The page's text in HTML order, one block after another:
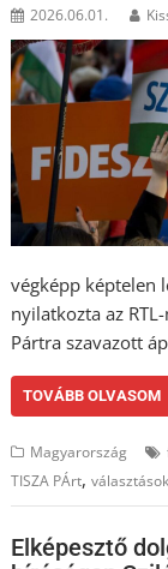
2026.06.01.
végképp képtelen
nyilatkozta az
Pártra szavazott
TOVÁBB OLVASOM
Magyarország
TISZA PÁrt,választások
Elképesztő